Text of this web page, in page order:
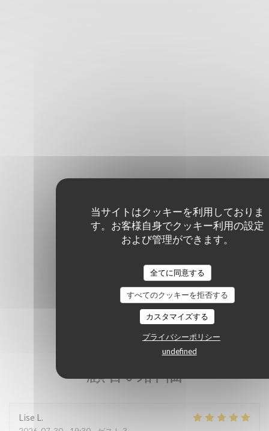
当サイトはクッキーを利用しておりま
す。お客様自身でクッキー利用の設定
および管理ができます。
全てに同意する
すべてのクッキーを拒否する
カスタマイズする
プライバシーポリシー
undefined
顧客の評価
Lise L